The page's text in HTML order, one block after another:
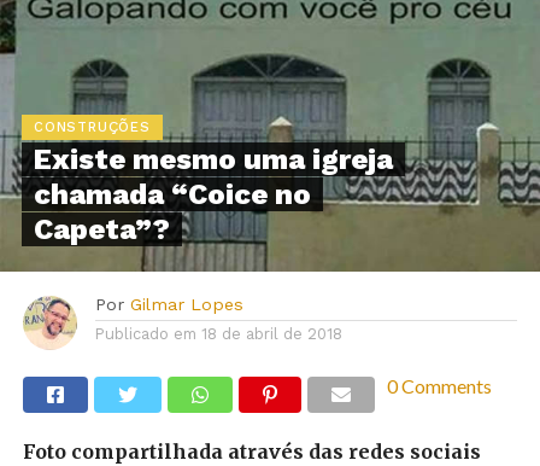
CONSTRUÇÕES
Existe mesmo uma igreja
chamada “Coice no
Capeta”?
Por Gilmar Lopes
Publicado em 18 de abril de 2018
0 Comments
Foto compartilhada através das redes sociais